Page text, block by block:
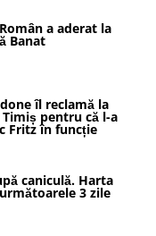
a aderat la
Banat
îl reclamă la
pentru că l-a
Fritz în funcție
caniculă. Harta
3 zile